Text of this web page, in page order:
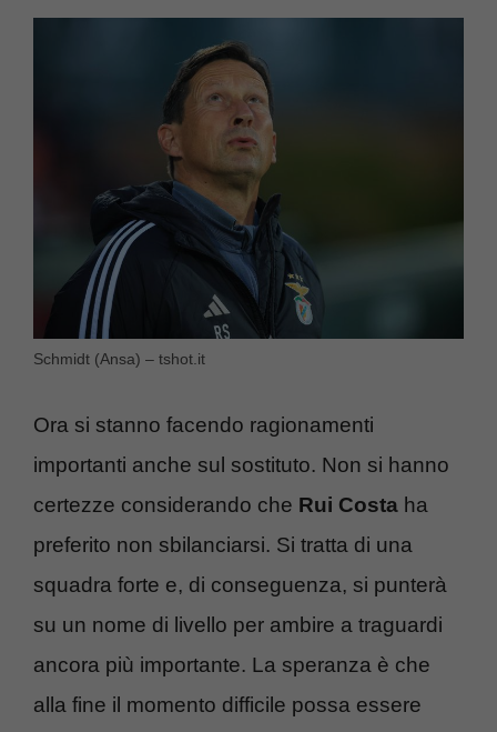
Schmidt (Ansa) – tshot.it
Ora si stanno facendo ragionamenti
importanti anche sul sostituto. Non si hanno
certezze considerando che Rui Costa ha
preferito non sbilanciarsi. Si tratta di una
squadra forte e, di conseguenza, si punterà
su un nome di livello per ambire a traguardi
ancora più importante. La speranza è che
alla fine il momento difficile possa essere